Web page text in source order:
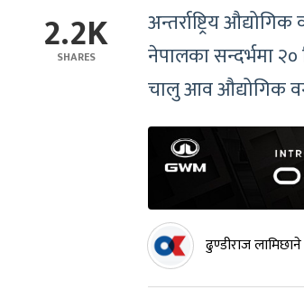
2.2K
SHARES
अन्तर्राष्ट्रिय
नेपालका सन्दर्भमा
चालु आव औद्योगिक
ढुण्डीराज